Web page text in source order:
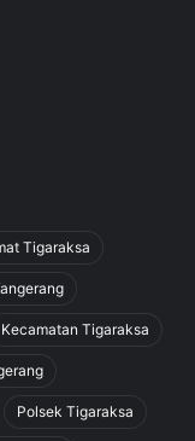
Tigaraksa
Kecamatan Tigaraksa
Polsek Tigaraksa